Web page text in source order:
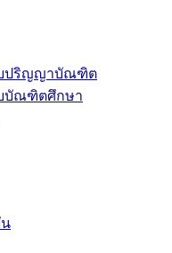
บปริญญาบัณฑิต
บัณฑิตศึกษา